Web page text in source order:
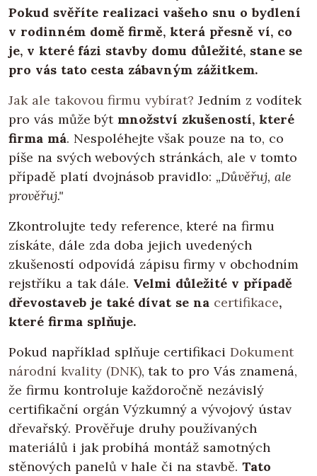
Pokud svěříte realizaci vašeho snu o bydlení
v rodinném domě firmě, která přesně ví, co
je, v které fázi stavby domu důležité, stane se
pro vás tato cesta zábavným zážitkem.
Jak ale takovou firmu vybírat? Jedním z vodítek
pro vás může být množství zkušeností, které
firma má. Nespoléhejte však pouze na to, co
píše na svých webových stránkách, ale v tomto
případě platí dvojnásob pravidlo: „Důvěřuj, ale
prověřuj."
Zkontrolujte tedy reference, které na firmu
získáte, dále zda doba jejich uvedených
zkušeností odpovídá zápisu firmy v obchodním
rejstříku a tak dále. Velmi důležité v případě
dřevostaveb je také dívat se na certifikace,
které firma splňuje.
Pokud například splňuje certifikaciDokument
národní kvality (DNK), tak to pro Vás znamená,
že firmu kontroluje každoročně nezávislý
certifikační orgán Výzkumný a vývojový ústav
dřevařský. Prověřuje druhy používaných
materiálů i jak probíhá montáž samotných
stěnových panelů v hale či na stavbě. Tato